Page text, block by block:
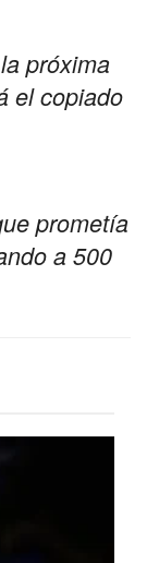
próxima
el copiado
prometía
a 500